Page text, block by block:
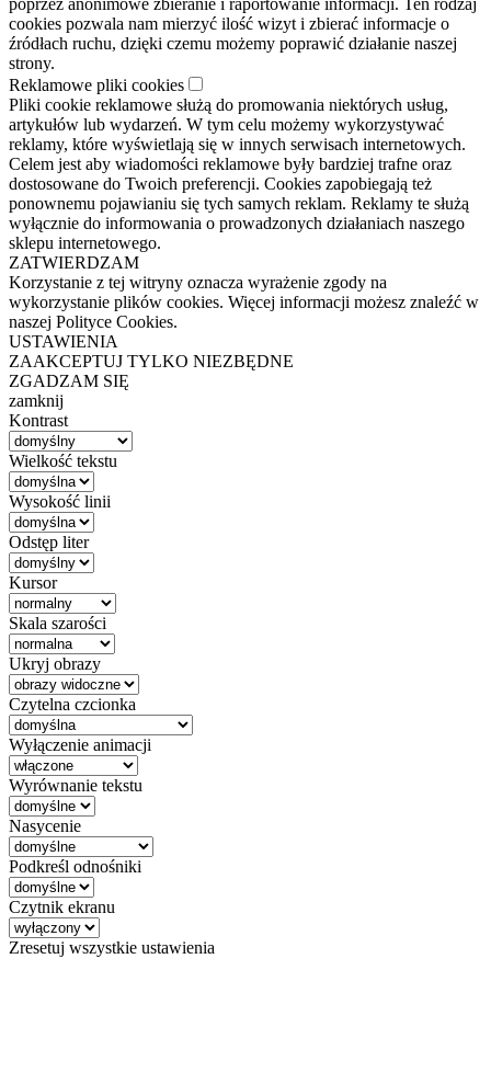
poprzez anonimowe zbieranie i raportowanie informacji. Ten rodzaj
cookies pozwala nam mierzyć ilość wizyt i zbierać informacje o
źródłach ruchu, dzięki czemu możemy poprawić działanie naszej
strony.
Reklamowe pliki cookies
Pliki cookie reklamowe służą do promowania niektórych usług,
artykułów lub wydarzeń. W tym celu możemy wykorzystywać
reklamy, które wyświetlają się w innych serwisach internetowych.
Celem jest aby wiadomości reklamowe były bardziej trafne oraz
dostosowane do Twoich preferencji. Cookies zapobiegają też
ponownemu pojawianiu się tych samych reklam. Reklamy te służą
wyłącznie do informowania o prowadzonych działaniach naszego
sklepu internetowego.
ZATWIERDZAM
Korzystanie z tej witryny oznacza wyrażenie zgody na
wykorzystanie plików cookies. Więcej informacji możesz znaleźć w
naszej Polityce Cookies.
USTAWIENIA
ZAAKCEPTUJ TYLKO NIEZBĘDNE
ZGADZAM SIĘ
zamknij
Kontrast
Wielkość tekstu
Wysokość linii
Odstęp liter
Kursor
Skala szarości
Ukryj obrazy
Czytelna czcionka
Wyłączenie animacji
Wyrównanie tekstu
Nasycenie
Podkreśl odnośniki
Czytnik ekranu
Zresetuj wszystkie ustawienia